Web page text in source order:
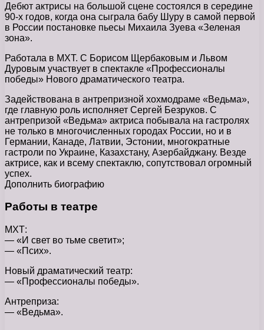
Дебют актрисы на большой сцене состоялся в середине
90-х годов, когда она сыграла бабу Шуру в самой первой
в России постановке пьесы Михаила Зуева «Зеленая
зона».
Работала в МХТ. С Борисом Щербаковым и Львом
Дуровым участвует в спектакле «Профессионалы
победы» Нового драматического театра.
Задействована в антрепризной хохмодраме «Ведьма»,
где главную роль исполняет Сергей Безруков. С
антрепризой «Ведьма» актриса побывала на гастролях
не только в многочисленных городах России, но и в
Германии, Канаде, Латвии, Эстонии, многократные
гастроли по Украине, Казахстану, Азербайджану. Везде
актрисе, как и всему спектаклю, сопутствовал огромный
успех.
Дополнить биографию
Работы в театре
МХТ:
— «И свет во тьме светит»;
— «Псих».
Новый драматический театр:
— «Профессионалы победы».
Антреприза:
— «Ведьма».